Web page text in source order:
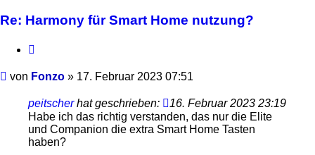
Re: Harmony für Smart Home nutzung?
Beitrag
von Fonzo » 17. Februar 2023 07:51
peitscherhat geschrieben:
16. Februar 2023 23:19
Habe ich das richtig verstanden, das nur die Elite
und Companion die extra Smart Home Tasten
haben?